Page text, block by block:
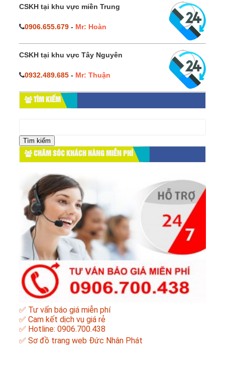
CSKH tại khu vực miền Trung
0906.655.679 - Mr: Hoàn
CSKH tại khu vực Tây Nguyên
0932.489.685 - Mr: Thuận
TÌM KIẾM
cho:
CHĂM SÓC KHÁCH HÀNG MIỄN PHÍ
✅ Tư vấn báo giá miễn phí
✅ Cam kết dịch vụ giá rẻ
✅ Hotline: 0906.700.438
✅ Sơ đồ trang web Đức Nhân Phát